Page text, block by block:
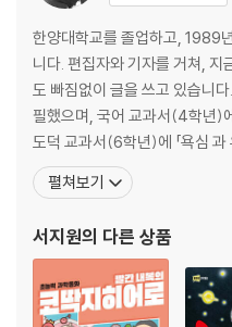
한양대학교를 졸업하고, 1989년
니다. 편집자와 기자를 거쳐, 지
도 빠짐없이 글을 쓰고 있습니
필했으며, 국어 교과서(4학년)
도덕 교과서(6학년)에 「욕심 과
있습니다. 지은 책으로 『어느 날 우리 반에 공룡이 전학 왔다』, 『빨간
내복의 초능력자』, 『훈민정음 구
『우리 한옥에 숨
펼쳐보기
서지원의 다른 상품